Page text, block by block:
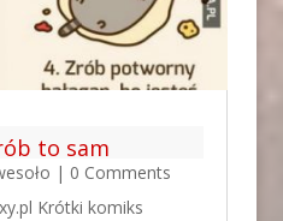
to sam
| 0 Comments
Krótki komiks